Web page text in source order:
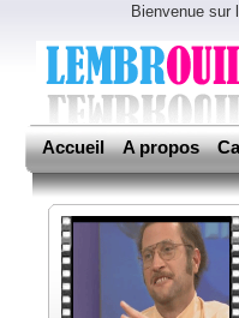
Bienvenue
Accueil A propos